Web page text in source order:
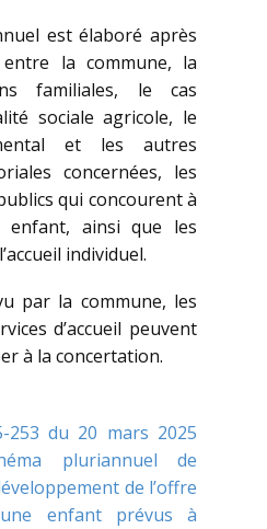
est élaboré après
la commune, la
familiales, le cas
sociale agricole, le
et les autres
concernées, les
qui concourent à
enfant, ainsi que les
individuel.
par la commune, les
d’accueil peuvent
à la concertation.
253 du 20 mars 2025
pluriannuel de
de l’offre
enfant prévus à